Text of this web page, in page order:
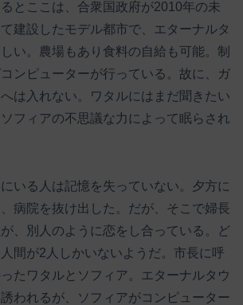
とここは、合衆国政府が2010年の未
建設したモデル都市で、エターナルタ
い。農場もあり食料の自給も可能。制
ンピューターが行っている。故に、ガ
は入れない。ワタルにはまだ聞きたい
フィアの不思議な力によって眠らされ
いる人は記憶を失っていない。夕方に
病院を抜け出した。だが、そこで婦長
、別人のように恋をし合っている。ど
間が2人しかいないようだ。市長に呼
たワタルとソフィア。エターナルタウ
われるが、ソフィアがコンピューター